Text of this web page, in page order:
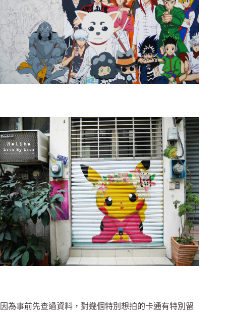
因為事前先查過資料，對幾個特別想拍的卡通有特別留